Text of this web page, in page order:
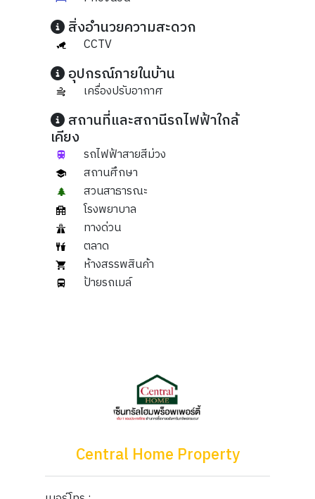
สิ่งอำนวยความสะดวก
CCTV
อุปกรณ์ภายในบ้าน
เครื่องปรับอากาศ
สถานที่และสถานีรถไฟฟ้าใกล้
เคียง
รถไฟฟ้าสายสีม่วง
สถานศึกษา
สวนสาธารณะ
โรงพยาบาล
ทางด่วน
ตลาด
ห้างสรรพสินค้า
ป้ายรถเมล์
Central Home Property